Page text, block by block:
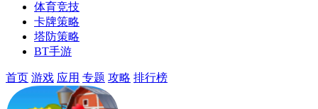
体育竞技
卡牌策略
塔防策略
BT手游
首页 游戏 应用 专题 攻略 排行榜